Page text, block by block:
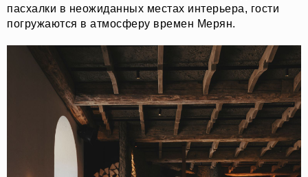
пасхалки в неожиданных местах интерьера, гости
погружаются в атмосферу времен Мерян.